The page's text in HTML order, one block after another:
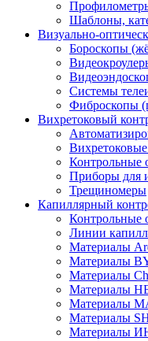
Шаблоны,
Визуально-
Бороскопы
Системы
Фиброскопы
Вихретоковый
Контрольные
Приборы для
Трещиномеры
Капиллярный
Контрольные
Линии
Материалы
Материалы
Материалы
Материалы
Материалы
Материалы
Материалы